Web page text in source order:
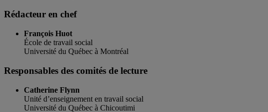
Rédacteur en chef
François Huot
École de travail social
Université du Québec à Montréal
Responsables des comités de lecture
Catherine Flynn
Unité d’enseignement en travail social
Université du Québec à Chicoutimi